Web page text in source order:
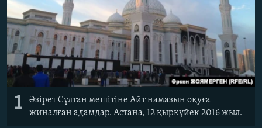
1
Әзірет Сұлтан мешітіне Айт намазын оқуға
жиналған адамдар. Астана, 12 қыркүйек 2016 жыл.